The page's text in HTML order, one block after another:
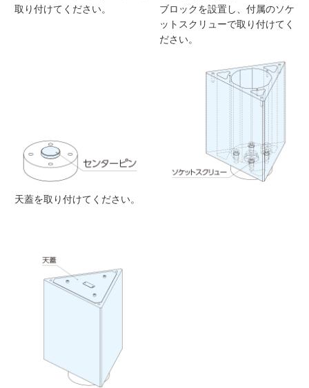
取り付けてください。
ブロックを設置し、付属のソケ
ットスクリューで取り付けてく
ださい。
天蓋を取り付けてください。